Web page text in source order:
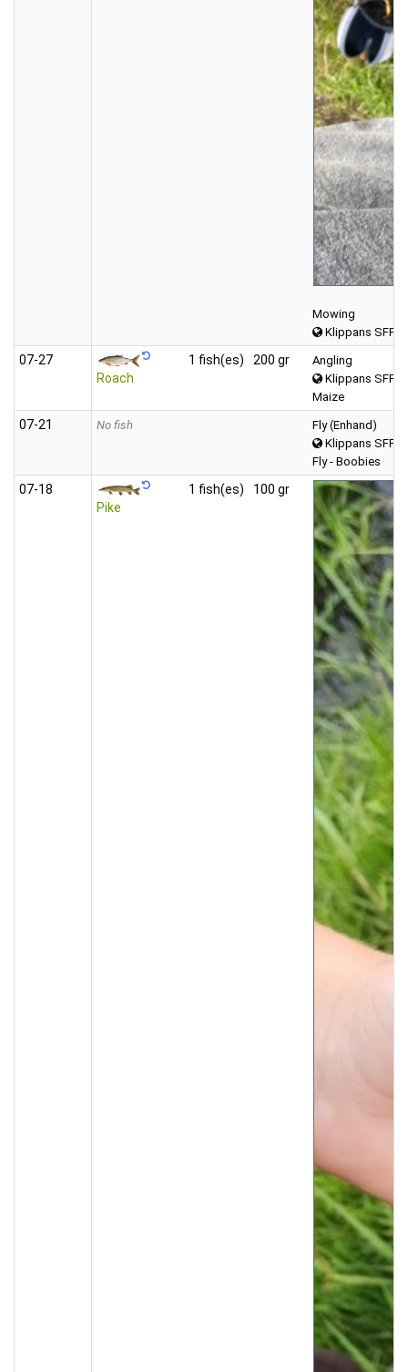
Mowing
Klippans SFF
07‑27
Roach
1 fish(es) 200 gr
Angling
Klippans SFF
Maize
07‑21 No fish
Fly (Enhand)
Klippans SFF
Fly - Boobies
07‑18
Pike
1 fish(es) 100 gr